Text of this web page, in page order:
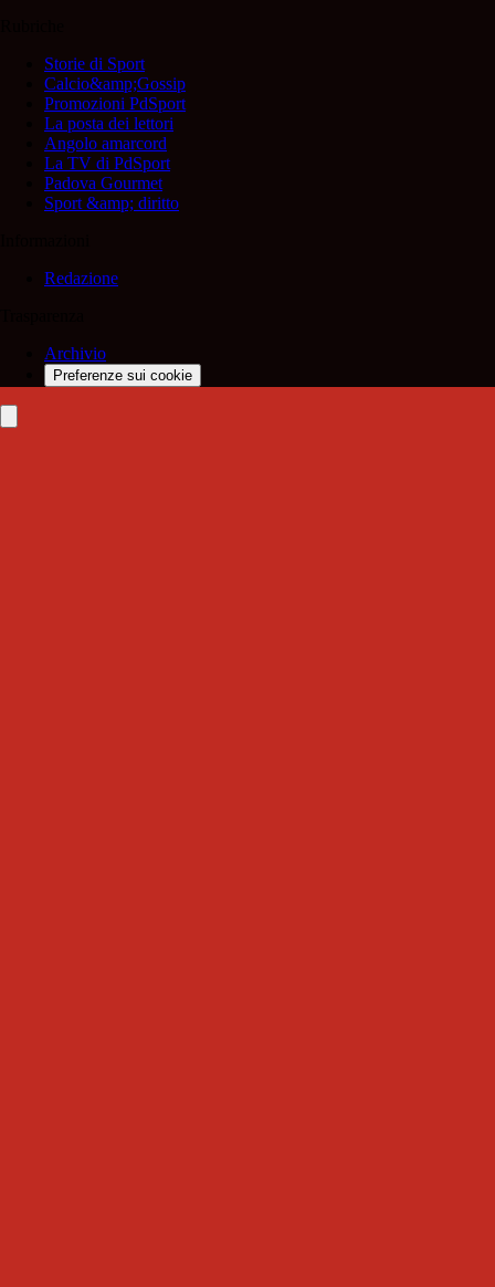
Storie di Sport
Calcio&amp;Gossip
Promozioni PdSport
La posta dei lettori
Angolo amarcord
La TV di PdSport
Padova Gourmet
Sport &amp; diritto
Redazione
Archivio
Preferenze sui cookie